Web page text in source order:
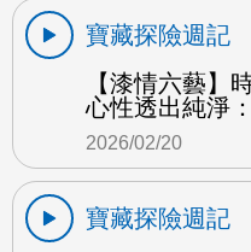
寶藏探險週記
【漆情六藝】
心性透出純淨
2026/02/20
寶藏探險週記